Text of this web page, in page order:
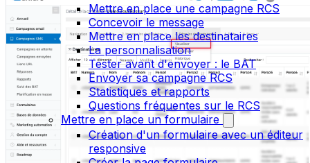
Mettre en place une campagne RCS
Concevoir le message
Mettre en place les destinataires
La personnalisation
Tester avant d'envoyer : le BAT
Envoyer sa campagne RCS
Statistiques et rapports
Questions fréquentes sur le RCS
Mettre en place un formulaire
Création d'un formulaire avec un éditeur
responsive